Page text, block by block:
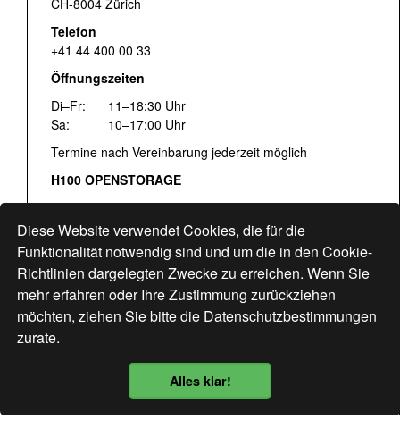
Datenschutzbestimmung
Diese Website verwendet Cookies, die für die
Funktionalität notwendig sind und um die in den Cookie-
Richtlinien dargelegten Zwecke zu erreichen. Wenn Sie
mehr erfahren oder Ihre Zustimmung zurückziehen
möchten, ziehen Sie bitte die Datenschutzbestimmungen
zurate.
Alles klar!
Telefon
+41 44 400 00 33
Öffnungszeiten
Di–Fr:
11–18:30 Uhr
Sa:
10–17:00 Uhr
Termine nach Vereinbarung jederzeit möglich
H100 OPENSTORAGE
Fr:
16:00–18:30 Uhr
Sa: 12:00–17:00 Uhr
Hohlstrasse 122
www.bogen33.ch